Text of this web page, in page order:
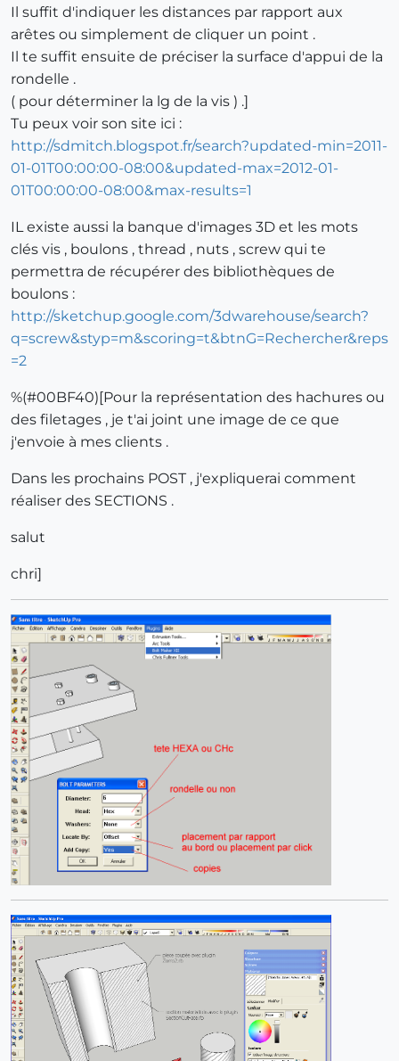
Il suffit d'indiquer les distances par rapport aux
arêtes ou simplement de cliquer un point .
Il te suffit ensuite de préciser la surface d'appui de la
rondelle .
( pour déterminer la lg de la vis ) .]
Tu peux voir son site ici :
http://sdmitch.blogspot.fr/search?updated-min=2011-
01-01T00:00:00-08:00&updated-max=2012-01-
01T00:00:00-08:00&max-results=1
IL existe aussi la banque d'images 3D et les mots
clés vis , boulons , thread , nuts , screw qui te
permettra de récupérer des bibliothèques de
boulons :
http://sketchup.google.com/3dwarehouse/search?
q=screw&styp=m&scoring=t&btnG=Rechercher&reps
=2
%(#00BF40)[Pour la représentation des hachures ou
des filetages , je t'ai joint une image de ce que
j'envoie à mes clients .
Dans les prochains POST , j'expliquerai comment
réaliser des SECTIONS .
salut
chri]